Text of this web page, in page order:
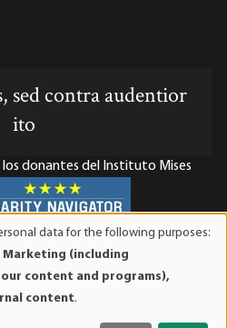
sed contra audentior
ito
donantes del Instituto Mises
sin fines de lucro 501(c)(3)
son deducibles de
que lo permita la ley. ID Fiscal:
data for the following purposes:
Marketing (including
content and programs),
content.